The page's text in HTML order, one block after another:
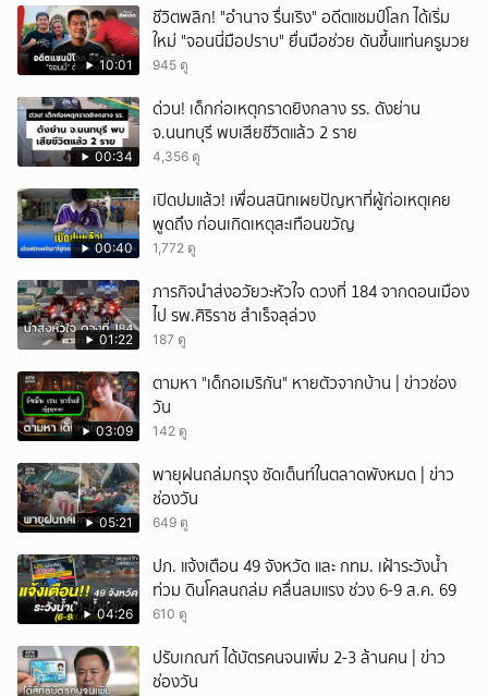
10:01
ชีวิตพลิก! "อำนาจ รื่นเริง" อดีตแชมป์โลก ได้เริ่ม
ใหม่ "จอนนี่มือปราบ" ยื่นมือช่วย ดันขึ้นแท่นครูมวย
945 ดู
00:34
ด่วน! เด็กก่อเหตุกราดยิงกลาง รร. ดังย่าน
จ.นนทบุรี พบเสียชีวิตแล้ว 2 ราย
4,356 ดู
00:40
เปิดปมแล้ว! เพื่อนสนิทเผยปัญหาที่ผู้ก่อเหตุเคย
พูดถึง ก่อนเกิดเหตุสะเทือนขวัญ
1,772 ดู
01:22
ภารกิจนำส่งอวัยวะหัวใจ ดวงที่ 184 จากดอนเมือง
ไป รพ.ศิริราช สำเร็จลุล่วง
187 ดู
03:09
ตามหา "เด็กอเมริกัน" หายตัวจากบ้าน | ข่าวช่อง
วัน
142 ดู
05:21
พายุฝนถล่มกรุง ซัดเต็นท์ในตลาดพังหมด | ข่าว
ช่องวัน
649 ดู
04:26
ปภ. แจ้งเตือน 49 จังหวัด และ กทม. เฝ้าระวังน้ำ
ท่วม ดินโคลนถล่ม คลื่นลมแรง ช่วง 6-9 ส.ค. 69
610 ดู
ปรับเกณฑ์ ได้บัตรคนจนเพิ่ม 2-3 ล้านคน | ข่าว
ช่องวัน